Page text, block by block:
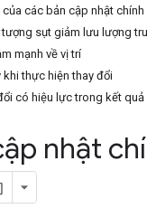
của các bản cập nhật chính
tượng sụt giảm lưu lượng
mạnh về vị trí
khi thực hiện thay đổi
có hiệu lực trong kết
nhật